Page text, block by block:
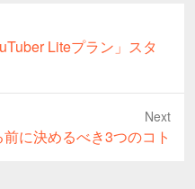
Liteプラン」スタ
Next
に決めるべき3つのコト